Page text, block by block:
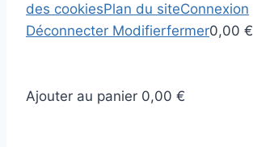
des cookiesPlan du siteConnexion
Déconnecter Modifierfermer0,00 €
Ajouter au panier 0,00 €